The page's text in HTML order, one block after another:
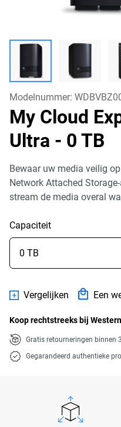
Modelnummer:
My Cloud
Ultra - 0 TB
Bewaar uw media veilig
Network Attached
stream de media overal
Capaciteit
Vergelijken Een
Koop rechtstreeks bij
Gratis retourneringen binnen
Gegarandeerd authentieke